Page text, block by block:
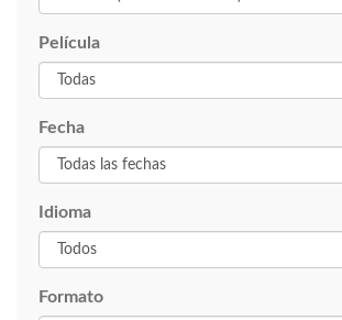
Película
Fecha
Idioma
Formato